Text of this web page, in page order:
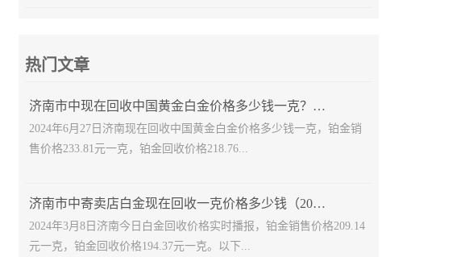
热门文章
济南市中现在回收中国黄金白金价格多少钱一克？2024年6月27日白金走势查询
2024年6月27日济南现在回收中国黄金白金价格多少钱一克，铂金销
售价格233.81元一克，铂金回收价格218.76...
济南市中寄卖店白金现在回收一克价格多少钱（2024年3月8日）
2024年3月8日济南今日白金回收价格实时播报，铂金销售价格209.14
元一克，铂金回收价格194.37元一克。以下...